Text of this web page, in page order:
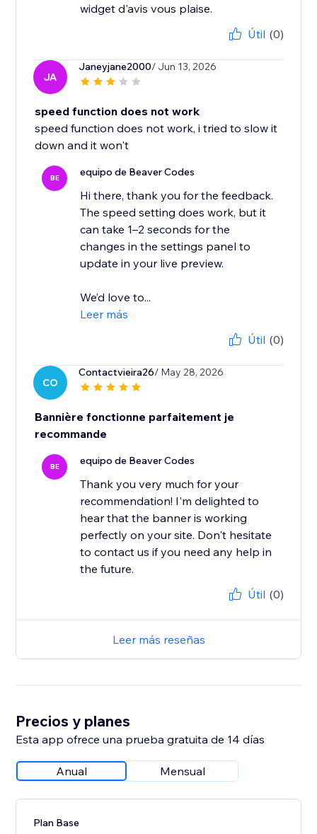
widget d'avis vous plaise.
Útil (0)
JA
Janeyjane2000/ Jun 13, 2026
speed function does not work
speed function does not work, i tried to slow it
down and it won't
BE equipo de Beaver Codes
Hi there, thank you for the feedback.
The speed setting does work, but it
can take 1–2 seconds for the
changes in the settings panel to
update in your live preview.
We’d love to...
Leer más
Útil (0)
CO
Contactvieira26/ May 28, 2026
Bannière fonctionne parfaitement je
recommande
BE equipo de Beaver Codes
Thank you very much for your
recommendation! I'm delighted to
hear that the banner is working
perfectly on your site. Don't hesitate
to contact us if you need any help in
the future.
Útil (0)
Leer más reseñas
Precios y planes
Esta app ofrece una prueba gratuita de 14 días
Anual Mensual
Plan Base